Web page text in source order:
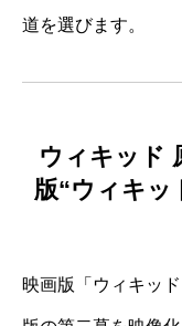
道を選びます。
ウィキッド
版“ウィキッ
映画版「ウィキッ